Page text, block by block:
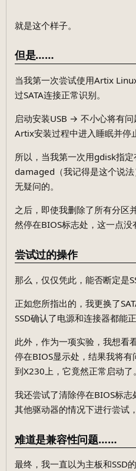
就是这个样子。
但是……
当我第一次尝试使用Artix
过SATA连接正常识别。
启动安装USB → 不小心将有
Artix安装过程中进入睡眠并停
所以，当我第一次用gdisk指
damaged（我记得是这个说
无疑问的。
之后，即使我删除了所有分区
然停在BIOS标志处，这一点没
尝试过的操作
那么，仅仅凭此，能否断定是
正如您所指出的，我更换了
SSD确认了电源和连接器都能正
此外，作为一项实验，我想看
停在BIOS显示处，结果我将有
到X230上，它竟然正常启动了
我还尝试了清除停在BIOS标
其他驱动器的情况下进行尝试
难道是兼容性问题……
最终，我一直以为主板和SSD